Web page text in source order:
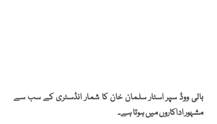
بالی ووڈ سپر اسٹار سلمان خان کا شمار انڈسٹری کے سب سے
مشہور اداکاروں میں ہوتا ہے۔